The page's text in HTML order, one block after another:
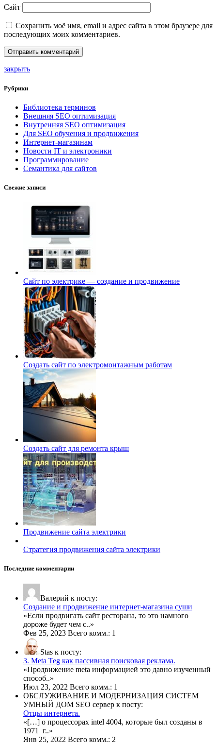
Сайт
Сохранить моё имя, email и адрес сайта в этом браузере для
последующих моих комментариев.
закрыть
Рубрики
Библиотека терминов
Внешняя SEO оптимизация
Внутренняя SEO оптимизация
Для SEO обучения и продвижения
Интернет-магазинам
Новости IT и электроники
Программирование
Семантика для сайтов
Свежие записи
Сайт по электрике — создание и продвижение
Создать сайт по электромонтажным работам
Создать сайт для ремонта крыш
Продвижение сайта электрики
Стратегия продвижения сайта электрики
Последние комментарии
Валерий к посту:
Создание и продвижение интернет-магазина суши
«Если продвигать сайт ресторана, то это намного
дороже будет чем с..»
Фев 25, 2023 Всего комм.: 1
Stas к посту:
3. Meta Teg как пассивная поисковая реклама.
«Продвижение meta информацией это давно изученный
способ..»
Июл 23, 2022 Всего комм.: 1
ОБСЛУЖИВАНИЕ И МОДЕРНИЗАЦИЯ СИСТЕМ
УМНЫЙ ДОМ SEO сервер к посту:
Отцы интернета.
«[…] о процессорах intel 4004, которые был созданы в
1971 г..»
Янв 25, 2022 Всего комм.: 2